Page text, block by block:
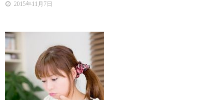
Bois Rosée「ボアロゼ」とは
商品一覧
サロン
お問い合わせ
2015年11月7日